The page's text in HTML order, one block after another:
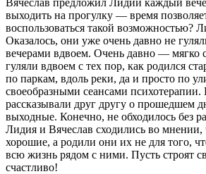
выходить на прогулку — время
воспользоваться такой возможностью?
Оказалось, они уже очень давно не
вечерами вдвоем. Очень давно — мягко
гуляли вдвоем с тех пор, как родился
по паркам, вдоль реки, да и просто по
своеобразными сеансами
рассказывали друг другу о прошедшем
выходные. Конечно, не обходилось без
Лидия и Вячеслав сходились во мнении,
хорошие, а родили они их не для того,
всю жизнь рядом с ними. Пусть строят
счастливо!